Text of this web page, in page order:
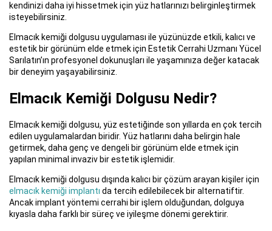
kendinizi daha iyi hissetmek için yüz hatlarınızı belirginleştirmek
isteyebilirsiniz.
Elmacık kemiği dolgusu uygulaması ile yüzünüzde etkili, kalıcı ve
estetik bir görünüm elde etmek için Estetik Cerrahi Uzmanı Yücel
Sarılatın’ın profesyonel dokunuşları ile yaşamınıza değer katacak
bir deneyim yaşayabilirsiniz.
Elmacık Kemiği Dolgusu Nedir?
Elmacık kemiği dolgusu, yüz estetiğinde son yıllarda en çok tercih
edilen uygulamalardan biridir. Yüz hatlarını daha belirgin hale
getirmek, daha genç ve dengeli bir görünüm elde etmek için
yapılan minimal invaziv bir estetik işlemidir.
Elmacık kemiği dolgusu dışında kalıcı bir çözüm arayan kişiler için
elmacık kemiği implantı da tercih edilebilecek bir alternatiftir.
Ancak implant yöntemi cerrahi bir işlem olduğundan, dolguya
kıyasla daha farklı bir süreç ve iyileşme dönemi gerektirir.